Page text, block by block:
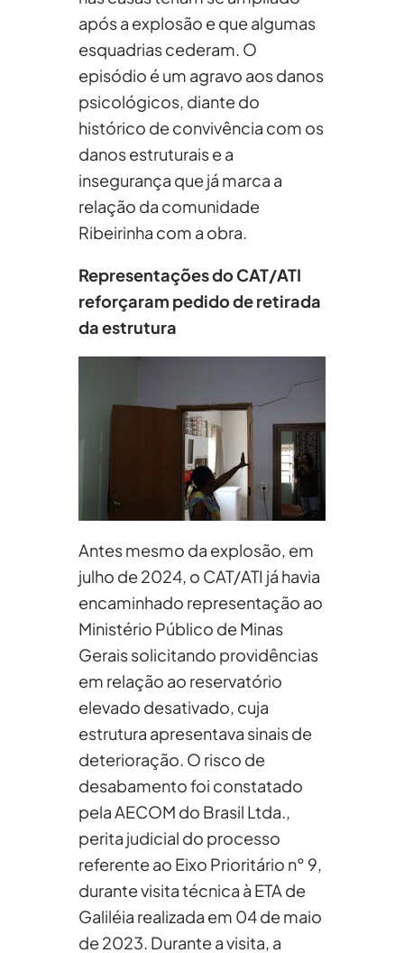
após a explosão e que algumas
esquadrias cederam. O
episódio é um agravo aos danos
psicológicos, diante do
histórico de convivência com os
danos estruturais e a
insegurança que já marca a
relação da comunidade
Ribeirinha com a obra.
Representações do CAT/ATI
reforçaram pedido de retirada
da estrutura
Antes mesmo da explosão, em
julho de 2024, o CAT/ATI já havia
encaminhado representação ao
Ministério Público de Minas
Gerais solicitando providências
em relação ao reservatório
elevado desativado, cuja
estrutura apresentava sinais de
deterioração. O risco de
desabamento foi constatado
pela AECOM do Brasil Ltda.,
perita judicial do processo
referente ao Eixo Prioritário n° 9,
durante visita técnica à ETA de
Galiléia realizada em 04 de maio
de 2023. Durante a visita, a